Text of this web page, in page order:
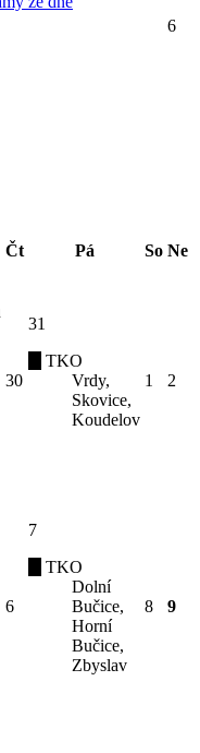
6
Čt Pá So Ne
30
31
TKO
Vrdy,
Skovice,
Koudelov
1 2
6
7
TKO
Dolní
Bučice,
Horní
Bučice,
Zbyslav
8 9